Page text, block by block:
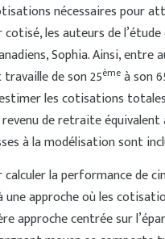
nécessaires pour
les auteurs de
Sophia. Ainsi, entre
de son 25èmeà son
estimer les cotisations
de retraite équivalent
à la modélisation sont
la performance de
approche où les
approche centrée sur